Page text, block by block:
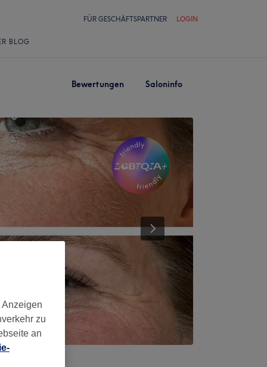
FÜR GESCHÄFTSPARTNER LOGIN
BLOG
Bewertungen Saloninfo
zu
an